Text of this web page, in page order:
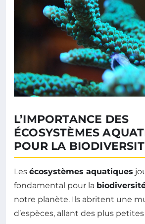
L’IMPORTANCE DES
ÉCOSYSTÈMES
POUR LA
Les écosystèmes aquatiques
fondamental pour la
notre planète. Ils abritent une
d’espèces, allant des plus petites